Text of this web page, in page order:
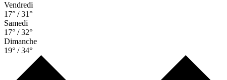
Vendredi
17° / 31°
Samedi
17° / 32°
Dimanche
19° / 34°